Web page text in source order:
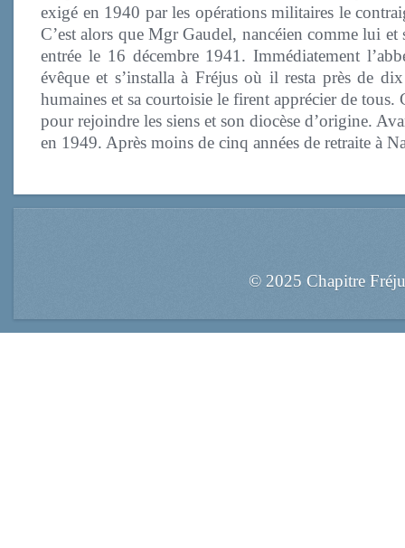
exigé en 1940 par les opérations militaires le
C’est alors que Mgr Gaudel, nancéien comme lui
entrée le 16 décembre 1941. Immédiatement
évêque et s’installa à Fréjus où il resta près de
humaines et sa courtoisie le firent apprécier de
pour rejoindre les siens et son diocèse d’origine.
en 1949. Après moins de cinq années de retraite à
© 2025 Chapitre